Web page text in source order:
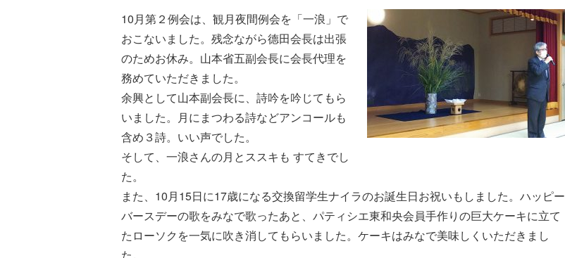
10月第２例会は、観月夜間例会を「一浪」で
おこないました。残念ながら德田会長は出張
のためお休み。山本省五副会長に会長代理を
務めていただきました。
余興として山本副会長に、詩吟を吟じてもら
いました。月にまつわる詩などアンコールも
含め３詩。いい声でした。
そして、一浪さんの月とススキも すてきでし
た。
また、10月15日に17歳になる交換留学生ナイラのお誕生日お祝いもしました。ハッピー
バースデーの歌をみなで歌ったあと、パティシエ東和央会員手作りの巨大ケーキに立て
たローソクを一気に吹き消してもらいました。ケーキはみなで美味しくいただきまし